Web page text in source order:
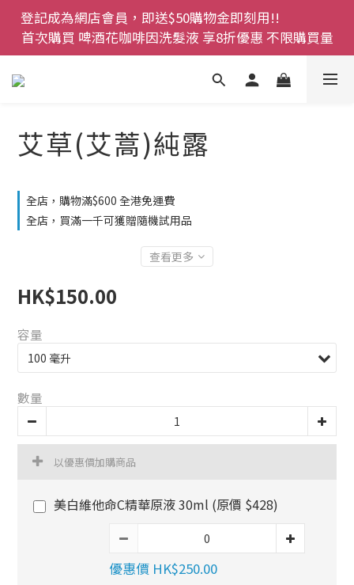
登記成為網店會員，即送$50購物金即刻用!!
首次購買 啤酒花咖啡因洗髮液 享8折優惠 不限購買量
登記成為網店會員，即送$50購物金即刻用!!
首次購買 啤酒花咖啡因洗髮液 享8折優惠 不限購買量
網店會員一年內累積消費 $4500 即刻變身 VIP 全年正
價貨 85 折，幫朋友買大家一齊抵 !!
今期優惠!! 濕疹救星 濕疹專用噴霧 買一枝送一件 50克
裝 濕疹舒敏膏   幼兒適用
首次購買 啤酒花咖啡因洗髮液 享8折優惠 不限購買量
艾草(艾蒿)純露
全店，購物滿$600 全港免運費
全店，買滿一千可獲贈隨機試用品
查看更多
HK$150.00
容量
數量
以優惠價加購商品
美白維他命C精華原液 30ml (原價 $428)
優惠價 HK$250.00